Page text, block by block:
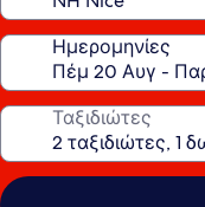
Ημερομηνίες
Ταξιδιώτες